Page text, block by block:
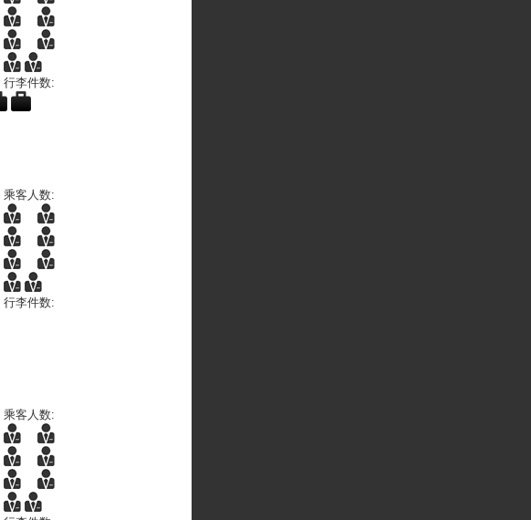
行李件数:
乘客人数:
行李件数:
乘客人数: